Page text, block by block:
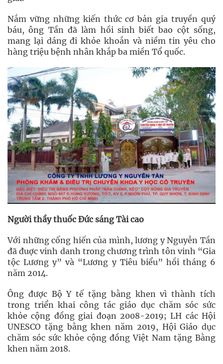
Nắm vững những kiến thức cơ bản gia truyền quý
báu, ông Tần đã làm hồi sinh biết bao cột sống,
mang lại dáng đi khỏe khoắn và niềm tin yêu cho
hàng triệu bệnh nhân khắp ba miền Tổ quốc.
Người thầy thuốc Đức sáng Tài cao
Với những cống hiến của mình, lương y Nguyễn Tần
đã đuợc vinh danh trong chương trình tôn vinh “Gia
tộc Lương y” và “Lương y Tiêu biểu” hồi tháng 6
năm 2014.
Ông được Bộ Y tế tặng bằng khen vì thành tích
trong triển khai công tác giáo dục chăm sóc sức
khỏe cộng đồng giai đoạn 2008-2019; LH các Hội
UNESCO tặng bằng khen năm 2019, Hội Giáo dục
chăm sóc sức khỏe cộng đồng Việt Nam tặng Bằng
khen năm 2018.